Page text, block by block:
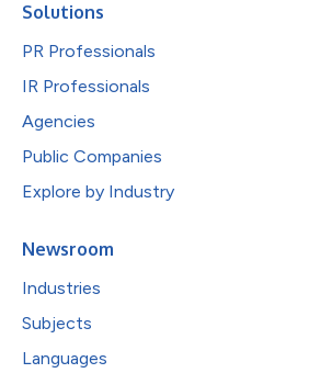
Solutions
PR Professionals
IR Professionals
Agencies
Public Companies
Explore by Industry
Newsroom
Industries
Subjects
Languages